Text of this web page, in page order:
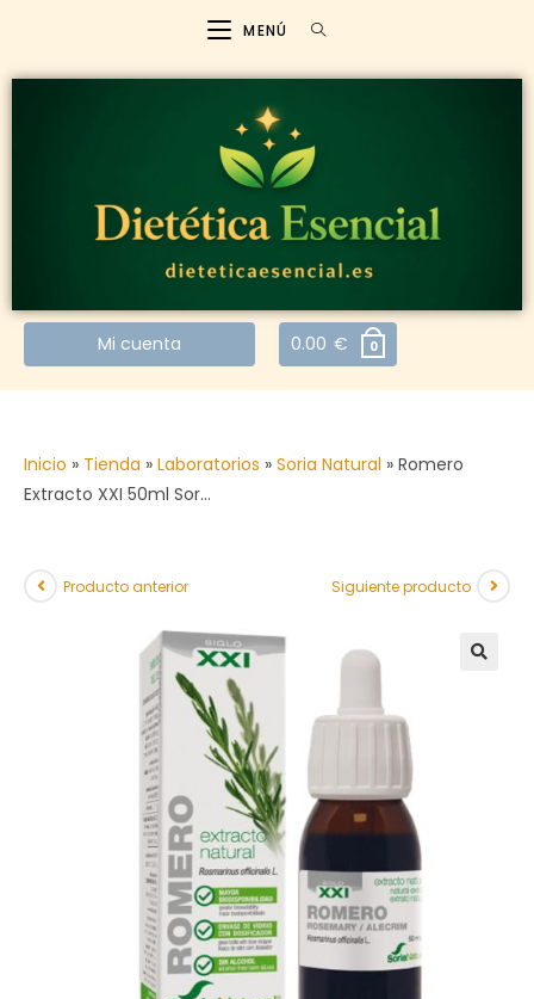
MENÚ
Mi cuenta 0.00 € 0
Inicio » Tienda » Laboratorios » Soria Natural » Romero
Extracto XXI 50ml Sor…
Producto anterior Siguiente producto